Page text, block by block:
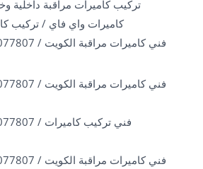
كاميرات واي فاي / تركيب
فني كاميرات مراقبة الكويت / 96077807 / تركيب كاميرات